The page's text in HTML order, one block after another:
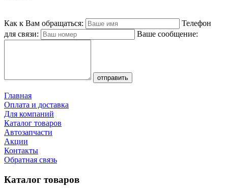
Как к Вам обращаться:
Телефон
для связи:
Ваше сообщение:
Главная
Оплата и доставка
Для компаний
Каталог товаров
Автозапчасти
Акции
Контакты
Обратная связь
Каталог товаров